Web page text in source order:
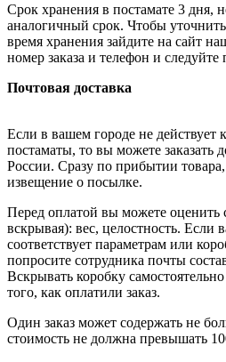
Срок хранения в постамате 3 дня,
аналогичный срок. Чтобы
время хранения зайдите на сайт
номер заказа и телефон и следуйте
Почтовая доставка
Если в вашем городе не действует
постаматы, то вы можете заказать
России. Сразу по прибытии
извещение о посылке.
Перед оплатой вы можете оценить
вскрывая): вес, целостность. Если
соответствует параметрам или
попросите сотрудника почты
Вскрывать коробку
того, как оплатили заказ.
Один заказ может содержать не
стоимость не должна превышать